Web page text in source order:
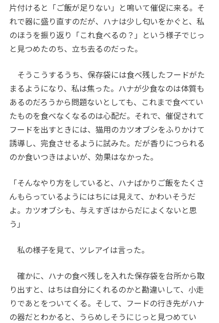
片付けると「ご飯が足りない」と鳴いて催促に来る。そ
れで器に盛り直すのだが、ハナは少し匂いをかぐと、私
のほうを振り返り「これ食べるの？」という様子でじっ
と見つめたのち、立ち去るのだった。
そうこうするうち、保存袋には食べ残したフードがた
まるようになり、私は焦った。ハナが少食なのは体質も
あるのだろうから問題ないとしても、これまで食べてい
たものを食べなくなるのは心配だ。それで、催促されて
フードを出すときには、猫用のカツオブシをふりかけて
誘導し、完食させるように試みた。だが香りにつられる
のか食いつきはよいが、効果はなかった。
「そんなやり方をしていると、ハナばかりご飯をたくさ
んもらっているようにはちには見えて、かわいそうだ
よ。カツオブシも、与えすぎはからだによくないと思
う」
私の様子を見て、ツレアイは言った。
確かに、ハナの食べ残しを入れた保存袋を台所から取
り出すと、はちは自分にくれるのかと勘違いして、小走
りであとをついてくる。そして、フードの行き先がハナ
の器だとわかると、うらめしそうにじっと見つめてい